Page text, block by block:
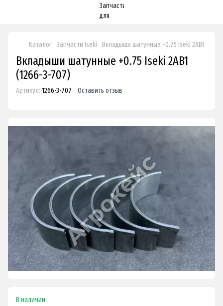
Каталог Запчасти Iseki Вкладыши шатунные +0.75 Iseki 2AB1
Вкладыши шатунные +0.75 Iseki 2AB1
(1266-3-707)
Артикул: 1266-3-707 Оставить отзыв
В наличии